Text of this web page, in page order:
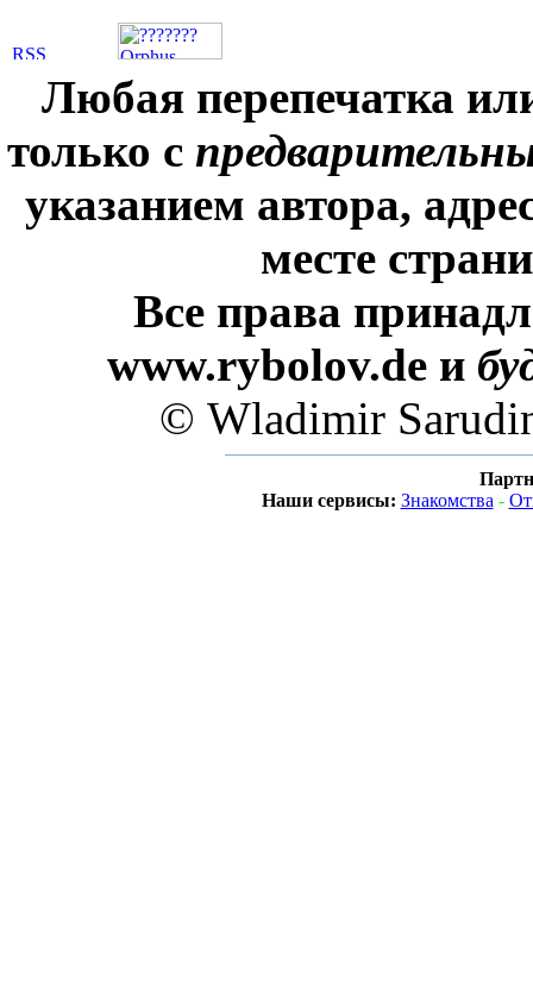
Любая перепечатка
только с
указанием автора,
месте
Все права
www.rybolov.de и
© Wladimir
Наши сервисы: Знакомства -